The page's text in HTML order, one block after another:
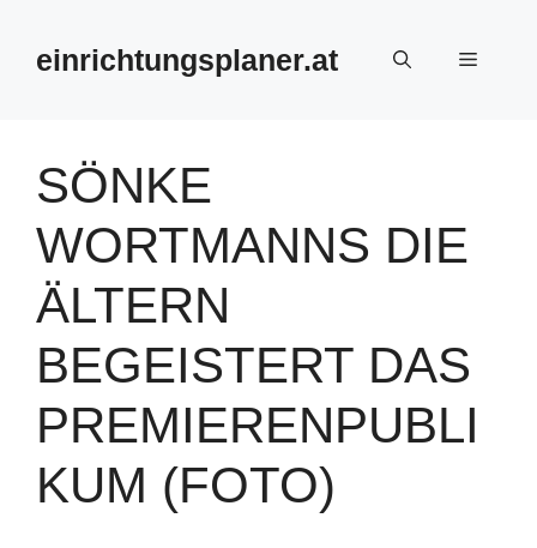
springeneinrichtungsplaner.at Menü
SÖNKE
WORTMANNS DIE
ÄLTERN
BEGEISTERT DAS
PREMIERENPUBLI
KUM (FOTO)